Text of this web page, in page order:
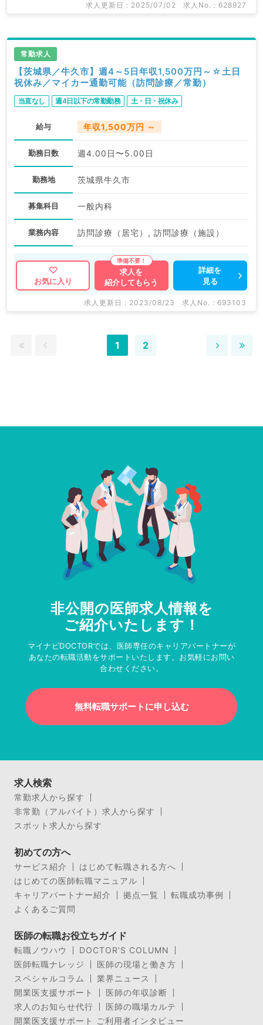
求人更新日 : 2025/07/02 求人No. : 628927
常勤求人
【茨城県／牛久市】週4～5日年収1,500万円～☆土日
祝休み／マイカー通勤可能（訪問診療／常勤）
当直なし 週4日以下の常勤勤務 土・日・祝休み
給与 年収1,500万円 ～
勤務日数 週4.00日〜5.00日
勤務地 茨城県牛久市
募集科目 一般内科
業務内容 訪問診療（居宅）, 訪問診療（施設）
お気に入り
求人を
紹介してもらう
詳細を
見る
求人更新日 : 2023/08/23 求人No. : 693103
1 2
非公開の医師求人情報を
ご紹介いたします！
マイナビDOCTORでは、医師専任のキャリアパートナーが
あなたの転職活動をサポートいたします。お気軽にお問い
合わせください。
無料転職サポートに申し込む
求人検索
常勤求人から探す
非常勤（アルバイト）求人から探す
スポット求人から探す
初めての方へ
サービス紹介
はじめて転職される方へ
はじめての医師転職マニュアル
キャリアパートナー紹介
拠点一覧
転職成功事例
よくあるご質問
医師の転職お役立ちガイド
転職ノウハウ
DOCTOR’S COLUMN
医師転職ナレッジ
医師の現場と働き方
スペシャルコラム
業界ニュース
開業医支援サポート
医師の年収診断
求人のお知らせ代行
医師の職場カルテ
開業医支援サポート ご利用者インタビュー